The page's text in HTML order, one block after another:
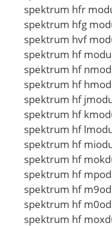
spektrum hfr
spektrum hfg
spektrum hvf
spektrum hf
spektrum hf
spektrum hf
spektrum hf
spektrum hf
spektrum hf
spektrum hf
spektrum hf
spektrum hf
spektrum hf
spektrum hf
spektrum hf